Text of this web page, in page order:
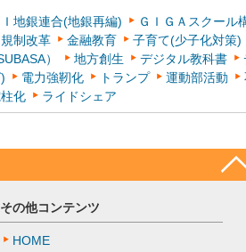
Ｉ地銀連合(地銀再編) ＧＩＧＡスクール
制改革
金融教育 子育て(少子化対策)
）
地方創生 デジタル教科書
電力強靭化 トランプ 運動部活動
化
ライドシェア
その他コンテンツ
HOME